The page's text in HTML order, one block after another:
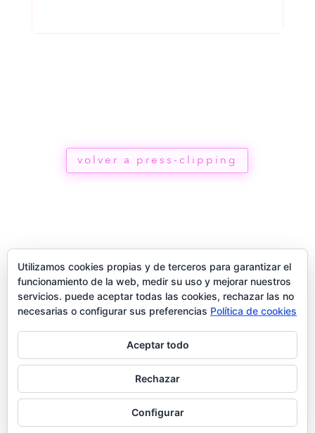
volver a press-clipping
®
2026
privacidad
Utilizamos cookies propias y de terceros para garantizar el
funcionamiento de la web, medir su uso y mejorar nuestros
servicios. puede aceptar todas las cookies, rechazar las no
necesarias o configurar sus preferencias Política de cookies
Aceptar todo
Rechazar
Configurar